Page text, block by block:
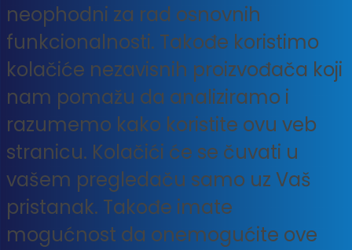
neophodni za rad osnovnih
funkcionalnosti. Takođe koristimo
kolačiće nezavisnih proizvođača koji
nam pomažu da analiziramo i
razumemo kako koristite ovu veb
stranicu. Kolačići će se čuvati u
vašem pregledaču samo uz Vaš
pristanak. Takođe imate
mogućnost da onemogućite ove